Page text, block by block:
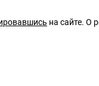
на сайте. О